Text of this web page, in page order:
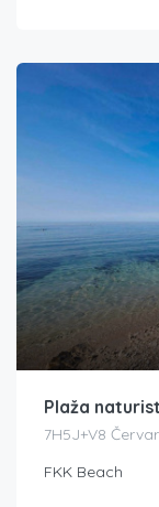
Plaža
7H5J+V8
FKK Beach